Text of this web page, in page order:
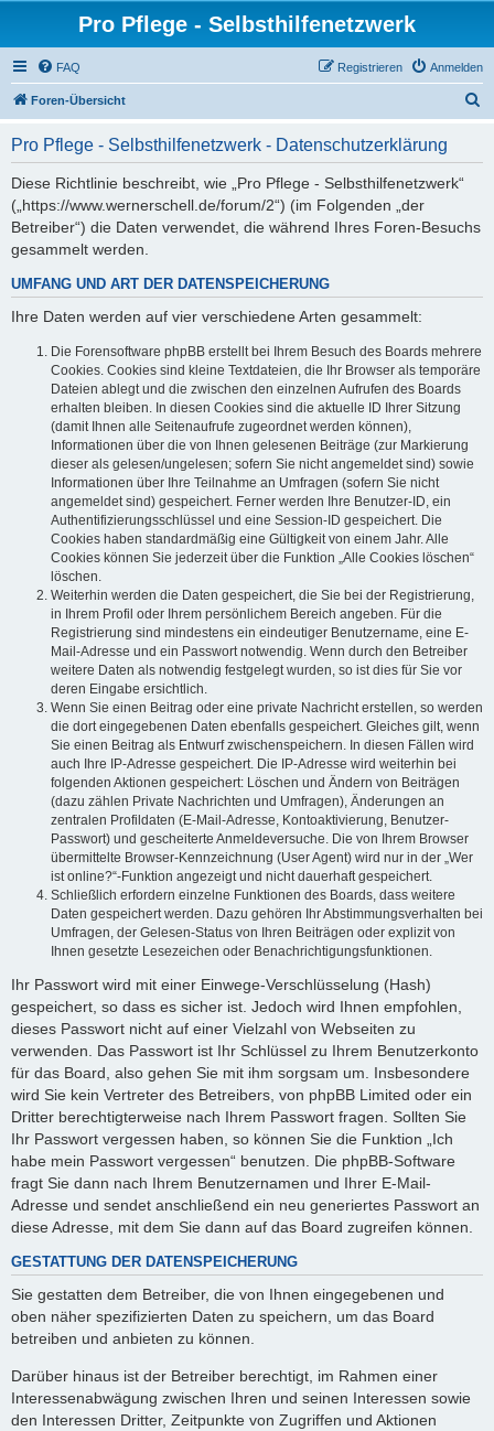
Pro Pflege - Selbsthilfenetzwerk
FAQ Anmelden
Registrieren
Foren-Übersicht
Pro Pflege - Selbsthilfenetzwerk - Datenschutzerklärung
Diese Richtlinie beschreibt, wie „Pro Pflege - Selbsthilfenetzwerk“
(„https://www.wernerschell.de/forum/2“) (im Folgenden „der
Betreiber“) die Daten verwendet, die während Ihres Foren-Besuchs
gesammelt werden.
UMFANG UND ART DER DATENSPEICHERUNG
Ihre Daten werden auf vier verschiedene Arten gesammelt:
Die Forensoftware phpBB erstellt bei Ihrem Besuch des Boards mehrere
Cookies. Cookies sind kleine Textdateien, die Ihr Browser als temporäre
Dateien ablegt und die zwischen den einzelnen Aufrufen des Boards
erhalten bleiben. In diesen Cookies sind die aktuelle ID Ihrer Sitzung
(damit Ihnen alle Seitenaufrufe zugeordnet werden können),
Informationen über die von Ihnen gelesenen Beiträge (zur Markierung
dieser als gelesen/ungelesen; sofern Sie nicht angemeldet sind) sowie
Informationen über Ihre Teilnahme an Umfragen (sofern Sie nicht
angemeldet sind) gespeichert. Ferner werden Ihre Benutzer-ID, ein
Authentifizierungsschlüssel und eine Session-ID gespeichert. Die
Cookies haben standardmäßig eine Gültigkeit von einem Jahr. Alle
Cookies können Sie jederzeit über die Funktion „Alle Cookies löschen“
löschen.
Weiterhin werden die Daten gespeichert, die Sie bei der Registrierung,
in Ihrem Profil oder Ihrem persönlichem Bereich angeben. Für die
Registrierung sind mindestens ein eindeutiger Benutzername, eine E-
Mail-Adresse und ein Passwort notwendig. Wenn durch den Betreiber
weitere Daten als notwendig festgelegt wurden, so ist dies für Sie vor
deren Eingabe ersichtlich.
Wenn Sie einen Beitrag oder eine private Nachricht erstellen, so werden
die dort eingegebenen Daten ebenfalls gespeichert. Gleiches gilt, wenn
Sie einen Beitrag als Entwurf zwischenspeichern. In diesen Fällen wird
auch Ihre IP-Adresse gespeichert. Die IP-Adresse wird weiterhin bei
folgenden Aktionen gespeichert: Löschen und Ändern von Beiträgen
(dazu zählen Private Nachrichten und Umfragen), Änderungen an
zentralen Profildaten (E-Mail-Adresse, Kontoaktivierung, Benutzer-
Passwort) und gescheiterte Anmeldeversuche. Die von Ihrem Browser
übermittelte Browser-Kennzeichnung (User Agent) wird nur in der „Wer
ist online?“-Funktion angezeigt und nicht dauerhaft gespeichert.
Schließlich erfordern einzelne Funktionen des Boards, dass weitere
Daten gespeichert werden. Dazu gehören Ihr Abstimmungsverhalten bei
Umfragen, der Gelesen-Status von Ihren Beiträgen oder explizit von
Ihnen gesetzte Lesezeichen oder Benachrichtigungsfunktionen.
Ihr Passwort wird mit einer Einwege-Verschlüsselung (Hash)
gespeichert, so dass es sicher ist. Jedoch wird Ihnen empfohlen,
dieses Passwort nicht auf einer Vielzahl von Webseiten zu
verwenden. Das Passwort ist Ihr Schlüssel zu Ihrem Benutzerkonto
für das Board, also gehen Sie mit ihm sorgsam um. Insbesondere
wird Sie kein Vertreter des Betreibers, von phpBB Limited oder ein
Dritter berechtigterweise nach Ihrem Passwort fragen. Sollten Sie
Ihr Passwort vergessen haben, so können Sie die Funktion „Ich
habe mein Passwort vergessen“ benutzen. Die phpBB-Software
fragt Sie dann nach Ihrem Benutzernamen und Ihrer E-Mail-
Adresse und sendet anschließend ein neu generiertes Passwort an
diese Adresse, mit dem Sie dann auf das Board zugreifen können.
GESTATTUNG DER DATENSPEICHERUNG
Sie gestatten dem Betreiber, die von Ihnen eingegebenen und
oben näher spezifizierten Daten zu speichern, um das Board
betreiben und anbieten zu können.
Darüber hinaus ist der Betreiber berechtigt, im Rahmen einer
Interessenabwägung zwischen Ihren und seinen Interessen sowie
den Interessen Dritter, Zeitpunkte von Zugriffen und Aktionen